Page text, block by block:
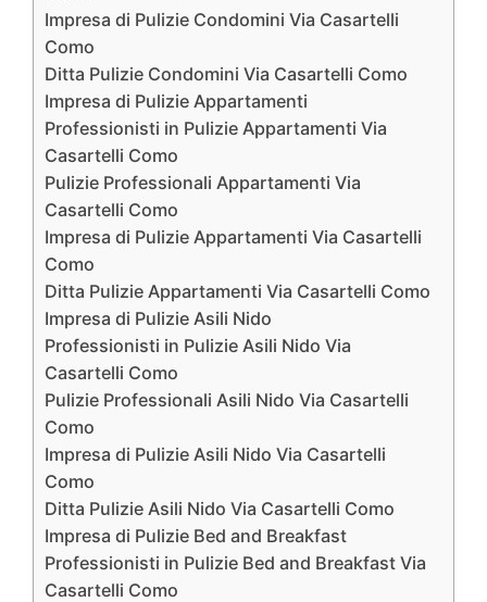
Impresa di Pulizie Condomini Via Casartelli
Como
Ditta Pulizie Condomini Via Casartelli Como
Impresa di Pulizie Appartamenti
Professionisti in Pulizie Appartamenti Via
Casartelli Como
Pulizie Professionali Appartamenti Via
Casartelli Como
Impresa di Pulizie Appartamenti Via Casartelli
Como
Ditta Pulizie Appartamenti Via Casartelli Como
Impresa di Pulizie Asili Nido
Professionisti in Pulizie Asili Nido Via
Casartelli Como
Pulizie Professionali Asili Nido Via Casartelli
Como
Impresa di Pulizie Asili Nido Via Casartelli
Como
Ditta Pulizie Asili Nido Via Casartelli Como
Impresa di Pulizie Bed and Breakfast
Professionisti in Pulizie Bed and Breakfast Via
Casartelli Como